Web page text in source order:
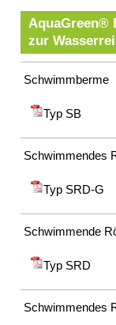
Röhrichtballen
Röhrichtmatten
Faschinen
Röhrichtwalze
Gräsermatten
Datenschutz
MENÜ
BesFix©
BesLift©
BesTec®
Steinwalzen
Vegetatives
AquaGreen®
zur
Schwimmberme
Typ SB
Schwimmendes
Typ SRD-G
Schwimmende
Typ SRD
Schwimmendes